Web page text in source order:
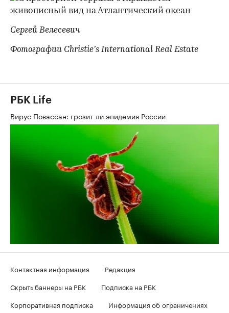
Сергей Велесевич
Фотографии Christie’s International Real Estate
РБК Life
Вирус Повассан: грозит ли эпидемия России
Контактная информация
Редакция
Скрыть баннеры на РБК
Подписка на РБК
Корпоративная подписка
Информация об ограничениях